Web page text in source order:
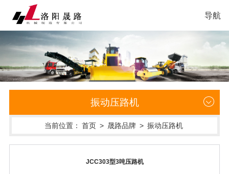
导航
振动压路机
当前位置： 首页 > 晟路品牌 > 振动压路机
JCC303型3吨压路机